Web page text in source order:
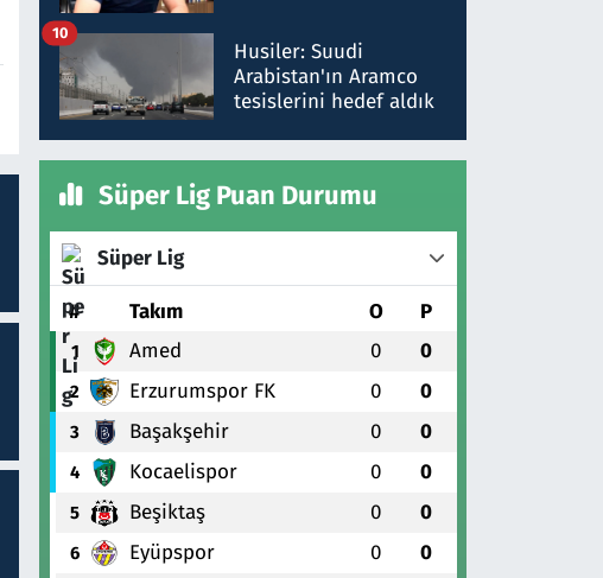
talimat verdi, ben
gönderdim
Husiler: Suudi
Arabistan'ın Aramco
tesislerini hedef aldık
10
Süper Lig Puan Durumu
Süper Lig
# Takım O P
1 Amed 0 0
2 Erzurumspor FK 0 0
3 Başakşehir 0 0
4 Kocaelispor 0 0
5 Beşiktaş 0 0
6 Eyüpspor 0 0